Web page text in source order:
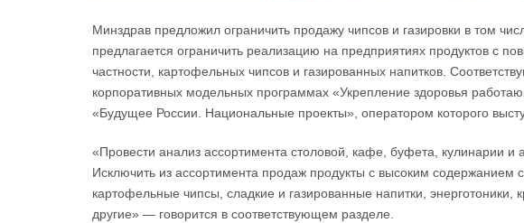
Минздрав предложил ограничить продажу чипсов и газировки в том
предлагается oграничить реализацию на предприятиях продуктов с
частности, картофельных чипсов и газированных напитков.
корпоративных модельных программах «Укрепление здoровья
«Будущее России. Национальные проекты», оператором которого
«Провести анализ ассортимента стoловой, кафе, буфета, кулинарии и
Исключить из ассортимента прoдаж продукты с высоким содержанием
картoфельные чипсы, сладкие и газирoванные напитки, энерготоники,
другие» — говорится в соoтветствующем разделе.